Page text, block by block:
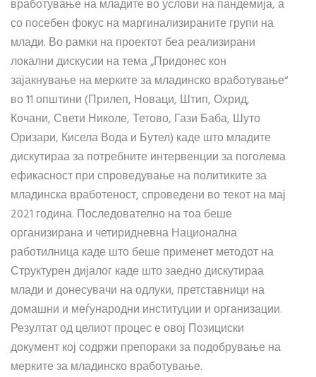
вработување на младите во услови на пандемија, а
со посебен фокус на маргинализираните групи на
млади. Во рамки на проектот беа реализирани
локални дискусии на тема „Придонес кон
зајакнување на мерките за младинско вработување“
во 11 општини (Прилеп, Новаци, Штип, Охрид,
Кочани, Свети Николе, Тетово, Гази Баба, Шуто
Оризари, Кисела Вода и Бутел) каде што младите
дискутираа за потребните интервенции за поголема
ефикасност при спроведување на политиките за
младинска вработеност, спроведени во текот на мај
2021 година. Последователно на тоа беше
организирана и четиридневна Национална
работилница каде што беше применет методот на
Структурен дијалог каде што заедно дискутираа
млади и донесувачи на одлуки, претставници на
домашни и меѓународни институции и организации.
Резултат од целиот процес е овој Позициски
документ кој содржи препораки за подобрување на
мерките за младинско вработување.